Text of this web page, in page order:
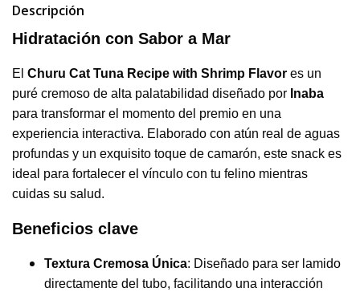
Descripción
Hidratación con Sabor a Mar
El Churu Cat Tuna Recipe with Shrimp Flavor es un
puré cremoso de alta palatabilidad diseñado por Inaba
para transformar el momento del premio en una
experiencia interactiva. Elaborado con atún real de aguas
profundas y un exquisito toque de camarón, este snack es
ideal para fortalecer el vínculo con tu felino mientras
cuidas su salud.
Beneficios clave
Textura Cremosa Única: Diseñado para ser lamido
directamente del tubo, facilitando una interacción